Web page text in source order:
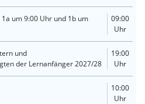
um 9:00 Uhr und 1b um
09:00
Uhr
und
der Lernanfänger 2027/28
19:00
Uhr
10:00
Uhr